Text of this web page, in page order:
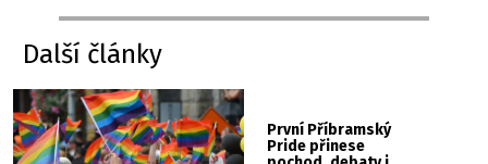
Další články
První Příbramský
Pride přinese